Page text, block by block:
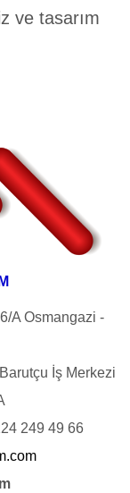
ve tasarım
A Osmangazi -
İş Merkezi
249 49 66